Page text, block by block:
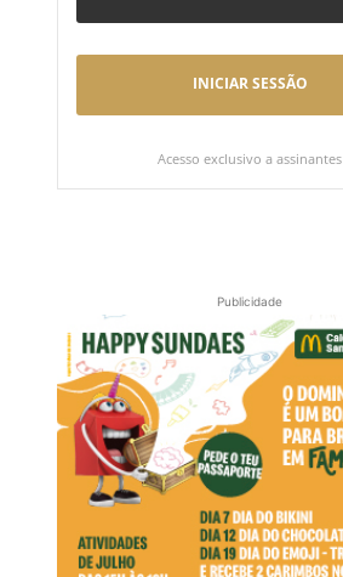
INICIAR SESSÃO
Acesso exclusivo a assinantes
Publicidade